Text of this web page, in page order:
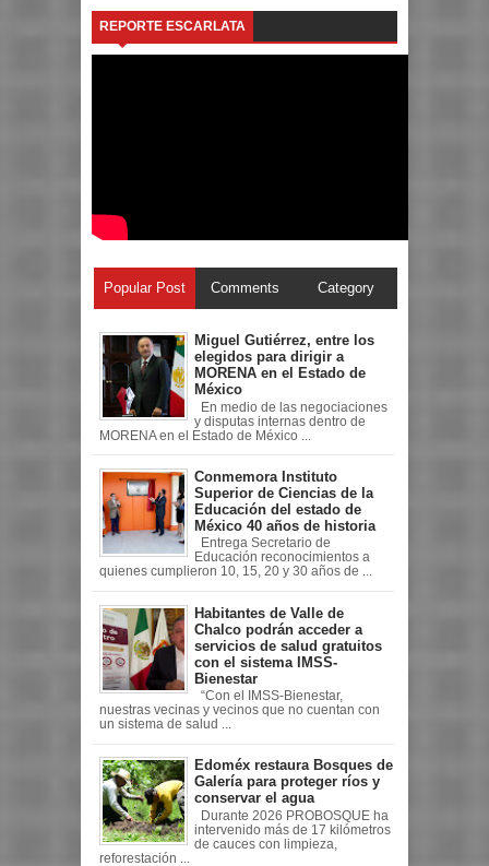
REPORTE ESCARLATA
Popular Post Comments Category
Miguel Gutiérrez, entre los
elegidos para dirigir a
MORENA en el Estado de
México
En medio de las negociaciones
y disputas internas dentro de
MORENA en el Estado de México ...
Conmemora Instituto
Superior de Ciencias de la
Educación del estado de
México 40 años de historia
Entrega Secretario de
Educación reconocimientos a
quienes cumplieron 10, 15, 20 y 30 años de ...
Habitantes de Valle de
Chalco podrán acceder a
servicios de salud gratuitos
con el sistema IMSS-
Bienestar
“Con el IMSS-Bienestar,
nuestras vecinas y vecinos que no cuentan con
un sistema de salud ...
Edoméx restaura Bosques de
Galería para proteger ríos y
conservar el agua
Durante 2026 PROBOSQUE ha
intervenido más de 17 kilómetros
de cauces con limpieza,
reforestación ...